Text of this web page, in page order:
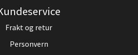
Frakt og retur
Personvern